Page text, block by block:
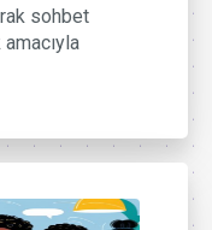
sohbet